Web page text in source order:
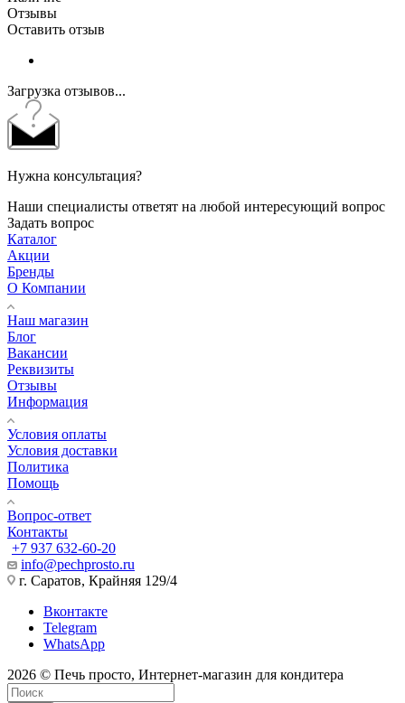
Отзывы
Оставить отзыв
Загрузка отзывов...
Нужна консультация?
Наши специалисты ответят на любой интересующий вопрос
Задать вопрос
Каталог
Акции
Бренды
О Компании
Наш магазин
Блог
Вакансии
Реквизиты
Отзывы
Информация
Условия оплаты
Условия доставки
Политика
Помощь
Вопрос-ответ
Контакты
+7 937 632-60-20
info@pechprosto.ru
г. Саратов, Крайняя 129/4
Вконтакте
Telegram
WhatsApp
2026 © Печь просто, Интернет-магазин для кондитера